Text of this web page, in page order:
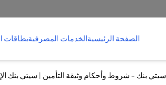
الصفحة الرئيسيةالخدمات المصرفيةبطاقات
سيتي بنك - شروط وأحكام وثيقة التأمين | سيتي بنك